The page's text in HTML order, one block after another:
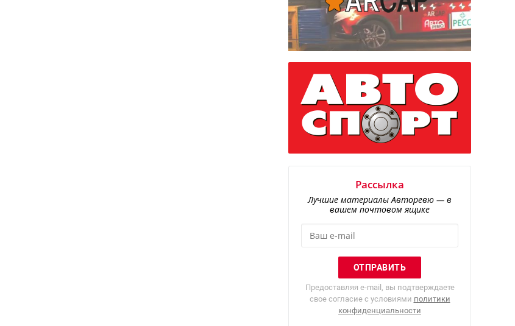
Рассылка
Лучшие материалы Авторевю — в
вашем почтовом ящике
Предоставляя e-mail, вы подтверждаете
свое согласие с условиями политики
конфиденциальности